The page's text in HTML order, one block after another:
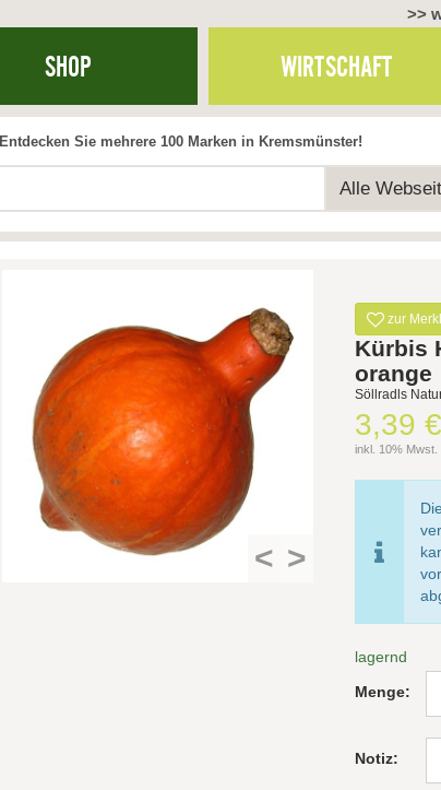
>>
SHOP WIRTSCHAFT
Alle
Entdecken Sie mehrere 100 Marken in Kremsmünster!
< >
zur
Kürbis
orange
Söllradls
3,39
inkl. 10% Mwst.
lagernd
Menge:
Notiz: